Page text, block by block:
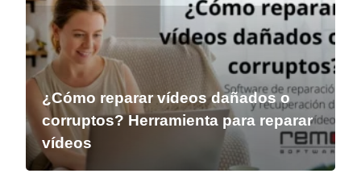
¿Cómo reparar vídeos dañados o
corruptos? Herramienta para reparar
vídeos